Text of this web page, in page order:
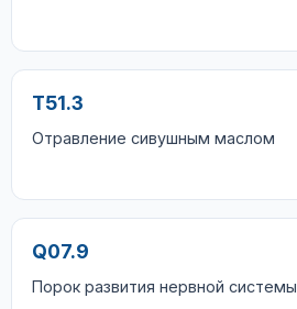
T51.3
Отравление сивушным маслом
Q07.9
Порок развития нервной системы